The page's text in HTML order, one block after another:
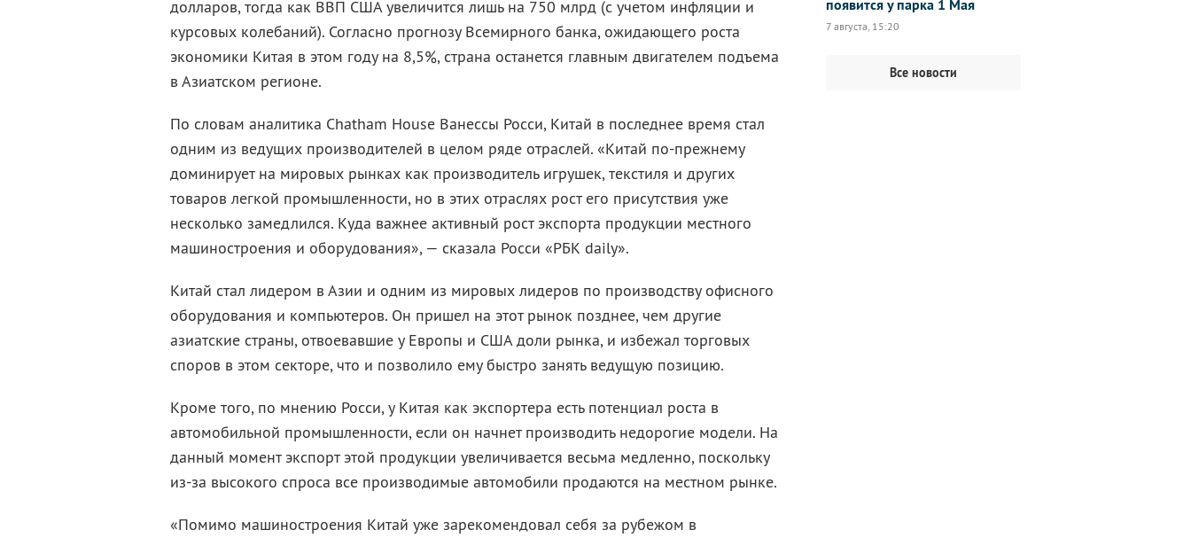
долларов, тогда как ВВП США увеличится лишь на 750 млрд (с учетом инфляции и
курсовых колебаний). Согласно прогнозу Всемирного банка, ожидающего роста
экономики Китая в этом году на 8,5%, страна останется главным двигателем подъема
в Азиатском регионе.
По словам аналитика Сhatham House Ванессы Росси, Китай в последнее время стал
одним из ведущих производителей в целом ряде отраслей. «Китай по-прежнему
доминирует на мировых рынках как производитель игрушек, текстиля и других
товаров легкой промышленности, но в этих отраслях рост его присутствия уже
несколько замедлился. Куда важнее активный рост экспорта продукции местного
машиностроения и оборудования», — сказала Росси «РБК daily».
Китай стал лидером в Азии и одним из мировых лидеров по производству офисного
оборудования и компьютеров. Он пришел на этот рынок позднее, чем другие
азиатские страны, отвоевавшие у Европы и США доли рынка, и избежал торговых
споров в этом секторе, что и позволило ему быстро занять ведущую позицию.
Кроме того, по мнению Росси, у Китая как экспортера есть потенциал роста в
автомобильной промышленности, если он начнет производить недорогие модели. На
данный момент экспорт этой продукции увеличивается весьма медленно, поскольку
из-за высокого спроса все производимые автомобили продаются на местном рынке.
«Помимо машиностроения Китай уже зарекомендовал себя за рубежом в
появится у парка 1 Мая
7 августа, 15:20
Все новости